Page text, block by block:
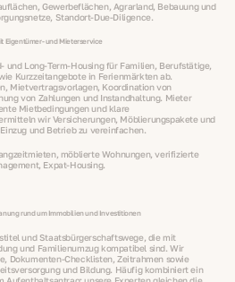
Gewerbeflächen, Agrarland, Bebauung und
Standort‑Due‑Diligence.
Eigentümer‑ und Mieterservice
und Long‑Term‑Housing für Familien, Berufstätige,
Kurzzeitangebote in Ferienmärkten ab.
Mietvertragsvorlagen, Koordination von
von Zahlungen und Instandhaltung. Mieter
Mietbedingungen und klare
wir Versicherungen, Möblierungspakete und
und Betrieb zu vereinfachen.
möblierte Wohnungen, verifizierte
Expat‑Housing.
rund um Immobilien und Investitionen
und Staatsbürgerschaftswege, die mit
und Familienumzug kompatibel sind. Wir
Dokumenten‑Checklisten, Zeitrahmen sowie
und Bildung. Häufig kombiniert ein